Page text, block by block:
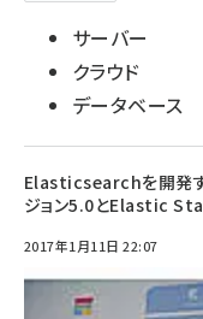
サーバー
クラウド
データベース
Elasticsearchを開発
ジョン5.0とElastic
2017年1月11日 22:07